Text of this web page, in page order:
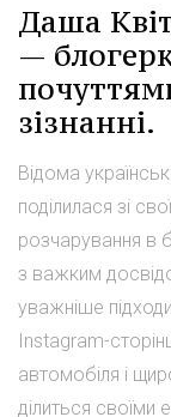
Даша
—
зізнанні.
Відома
поділилася зі
розчарування в
з важким
уважніше
Instagram-
автомобіля і
ділиться своїми